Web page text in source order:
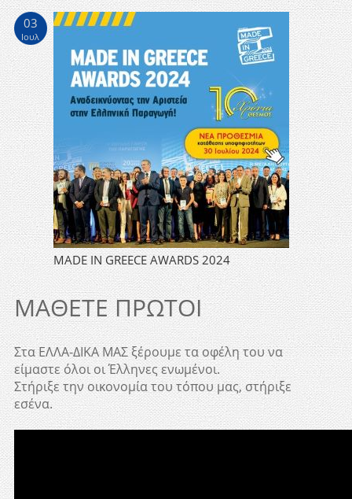
03
Ιουλ
MADE IN GREECE AWARDS 2024
ΜΑΘΕΤΕ ΠΡΩΤΟΙ
Στα ΕΛΛΑ-ΔΙΚΑ ΜΑΣ ξέρουμε τα οφέλη του να
είμαστε όλοι οι Έλληνες ενωμένοι.
Στήριξε την οικονομία του τόπου μας, στήριξε
εσένα.